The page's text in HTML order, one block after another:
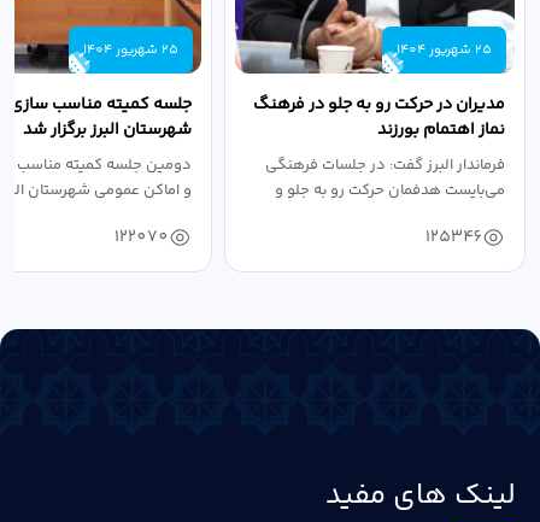
25 شهریور 1404
مدیران در حرکت رو به جلو در فرهنگ
نماز اهتمام بورزند
فرماندار البرز گفت: در جلسات فرهنگی
می‌بایست هدفمان حرکت رو به جلو و
125346
25 شهریور 1404
جلسه کمیته مناسب سازی
شهرستان البرز برگزار شد
دومین جلسه کمیته مناسب
و اماکن عمومی شهرستان
122070
لینک های مفید